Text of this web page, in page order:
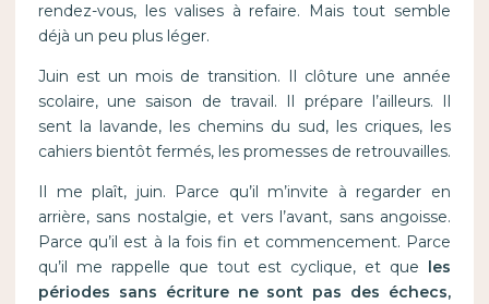
rendez-vous, les valises à refaire. Mais tout semble
déjà un peu plus léger.
Juin est un mois de transition. Il clôture une année
scolaire, une saison de travail. Il prépare l’ailleurs. Il
sent la lavande, les chemins du sud, les criques, les
cahiers bientôt fermés, les promesses de retrouvailles.
Il me plaît, juin. Parce qu’il m’invite à regarder en
arrière, sans nostalgie, et vers l’avant, sans angoisse.
Parce qu’il est à la fois fin et commencement. Parce
qu’il me rappelle que tout est cyclique, et que les
périodes sans écriture ne sont pas des échecs,